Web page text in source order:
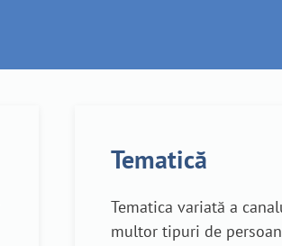
Tematică
Tematica variată a
multor tipuri de